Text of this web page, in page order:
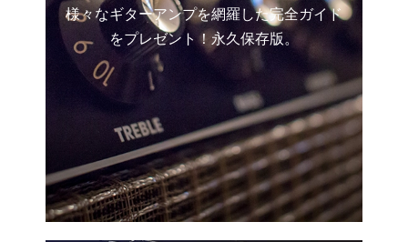
様々なギターアンプを網羅した完全ガイド
をプレゼント！永久保存版。